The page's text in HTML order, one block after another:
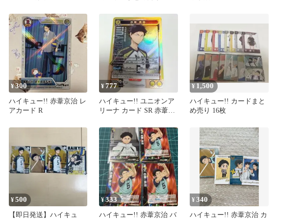
¥300
ハイキュー!! 赤葦京治 レ
アカード R
¥777
ハイキュー!! ユニオンア
リーナ カード SR 赤葦京
¥ 1,500
ハイキュー!! カードまと
め売り 16枚
¥500
【即日発送】ハイキュ
¥333
ハイキュー!! 赤葦京治 バ
¥340
ハイキュー!! 赤葦京治 カ